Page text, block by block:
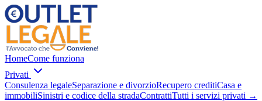
HomeCome funziona
Privati
Consulenza legaleSeparazione e divorzioRecupero creditiCasa e
immobiliSinistri e codice della stradaContrattiTutti i servizi privati →